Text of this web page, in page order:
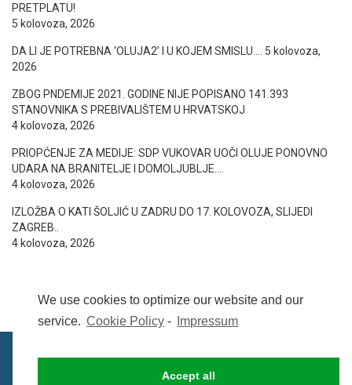
We use cookies to optimize our website and our
service. Cookie Policy - Impressum
Accept all
PRETPLATU!
5 kolovoza, 2026
DA LI JE POTREBNA ‘OLUJA2’ I U KOJEM SMISLU…. 5 kolovoza,
2026
ZBOG PNDEMIJE 2021. GODINE NIJE POPISANO 141.393
STANOVNIKA S PREBIVALIŠTEM U HRVATSKOJ
4 kolovoza, 2026
PRIOPĆENJE ZA MEDIJE: SDP VUKOVAR UOČI OLUJE PONOVNO
UDARA NA BRANITELJE I DOMOLJUBLJE….
4 kolovoza, 2026
IZLOŽBA O KATI ŠOLJIĆ U ZADRU DO 17. KOLOVOZA, SLIJEDI
ZAGREB..
4 kolovoza, 2026